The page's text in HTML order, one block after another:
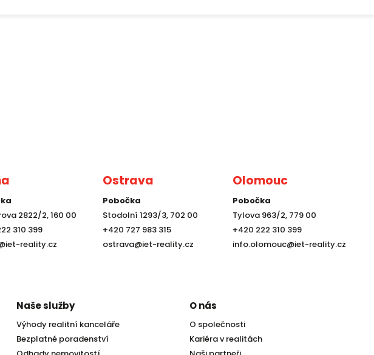
2822/2, 160 00
310 399
reality.cz
Ostrava
Pobočka
Stodolní 1293/3, 702 00
+420 727 983 315
ostrava@iet-reality.cz
Olomouc
Pobočka
Tylova 963/2, 779 00
+420 222 310 399
info.olomouc@iet-reality.cz
Naše služby
Výhody realitní kanceláře
Bezplatné poradenství
O nás
O společnosti
Kariéra v realitách